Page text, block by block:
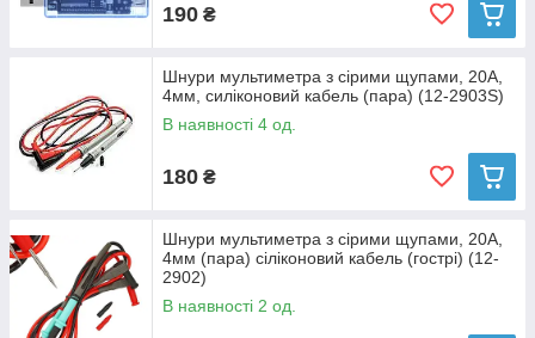
190 ₴
Шнури мультиметра з сірими щупами, 20А,
4мм, силіконовий кабель (пара) (12-2903S)
В наявності 4 од.
180 ₴
Шнури мультиметра з сірими щупами, 20А,
4мм (пара) сіліконовий кабель (гострі) (12-
2902)
В наявності 2 од.